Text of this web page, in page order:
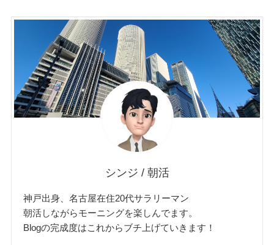
シンジ / 朝活
神戸出身、名古屋在住20代サラリーマン
朝活しながらモーニングを楽しんでます。
Blogの完成度はこれからブチ上げていきます！